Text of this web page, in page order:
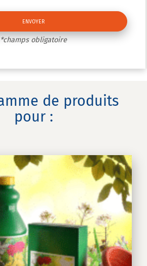
*champs obligatoire
de produits
pour :